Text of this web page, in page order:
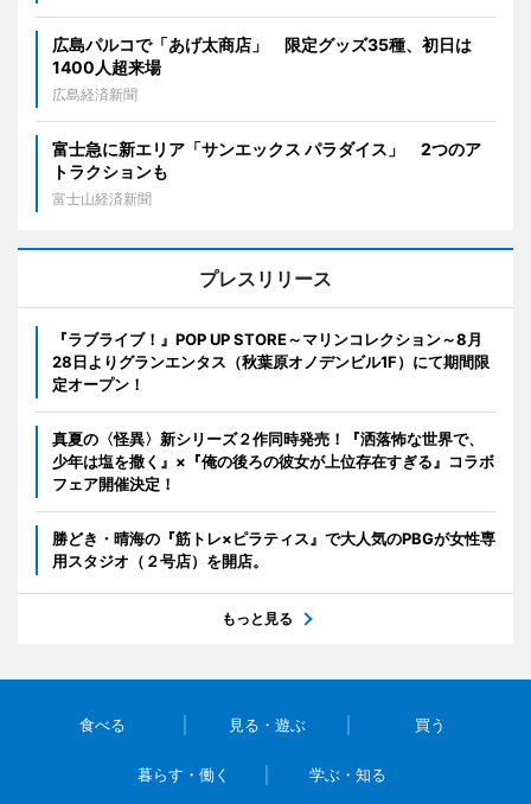
広島パルコで「あげ太商店」 限定グッズ35種、初日は
1400人超来場
広島経済新聞
富士急に新エリア「サンエックス パラダイス」 2つのア
トラクションも
富士山経済新聞
プレスリリース
『ラブライブ！』POP UP STORE～マリンコレクション～8月
28日よりグランエンタス（秋葉原オノデンビル1F）にて期間限
定オープン！
真夏の〈怪異〉新シリーズ２作同時発売！『洒落怖な世界で、
少年は塩を撒く』×『俺の後ろの彼女が上位存在すぎる』コラボ
フェア開催決定！
勝どき・晴海の『筋トレ×ピラティス』で大人気のPBGが女性専
用スタジオ（２号店）を開店。
もっと見る
食べる 見る・遊ぶ 買う
暮らす・働く 学ぶ・知る